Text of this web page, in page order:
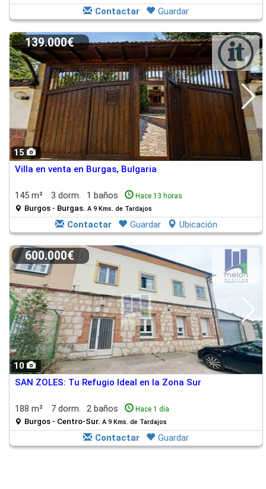
Contactar Guardar
15
139.000€
Villa en venta en Burgas, Bulgaria
145 m² 3 dorm. 1 baños Hace 13 horas
Burgos - Burgas. A 9 Kms. de Tardajos
Contactar Guardar Ubicación
10
600.000€
SAN ZOLES: Tu Refugio Ideal en la Zona Sur
188 m² 7 dorm. 2 baños Hace 1 día
Burgos - Centro-Sur. A 9 Kms. de Tardajos
Contactar Guardar